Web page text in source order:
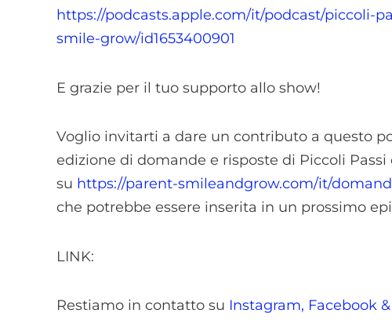
https://podcasts.apple.com/it/podcast/piccoli-
smile-grow/id1653400901
E grazie per il tuo supporto allo show!
Voglio invitarti a dare un contributo a questo
edizione di domande e risposte di Piccoli
su https://parent-smileandgrow.com/it/
che potrebbe essere inserita in un prossimo
LINK:
Restiamo in contatto su Instagram, Facebook &